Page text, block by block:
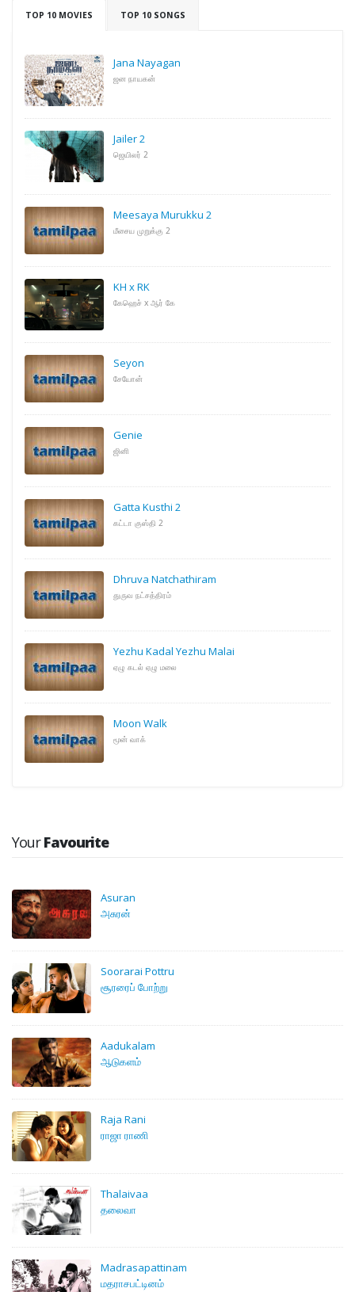
TOP 10 MOVIES TOP 10 SONGS
Jana Nayagan
ஜன நாயகன்
Jailer 2
ஜெயிலர் 2
Meesaya Murukku 2
மீசைய முறுக்கு 2
KH x RK
கேஹெச் x ஆர் கே
Seyon
சேயோன்
Genie
ஜினி
Gatta Kusthi 2
கட்டா குஸ்தி 2
Dhruva Natchathiram
துருவ நட்சத்திரம்
Yezhu Kadal Yezhu Malai
ஏழு கடல் ஏழு மலை
Moon Walk
மூன் வாக்
YourFavourite
Asuran
அசுரன்
Soorarai Pottru
சூரரைப் போற்று
Aadukalam
ஆடுகளம்
Raja Rani
ராஜா ராணி
Thalaivaa
தலைவா
Madrasapattinam
மதராசபட்டினம்